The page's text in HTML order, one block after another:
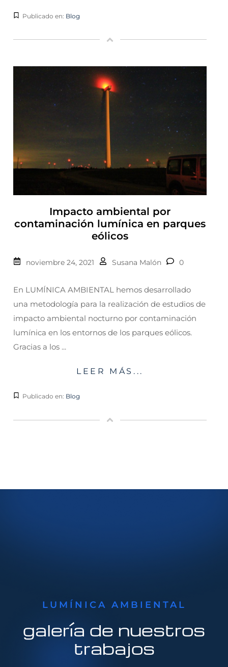
Publicado en: Blog
Impacto ambiental por
contaminación lumínica en parques
eólicos
noviembre 24, 2021 Susana Malón 0
En LUMÍNICA AMBIENTAL hemos desarrollado
una metodología para la realización de estudios de
impacto ambiental nocturno por contaminación
lumínica en los entornos de los parques eólicos.
Gracias a los ...
LEER MÁS...
Publicado en: Blog
LUMÍNICA AMBIENTAL
galería de nuestros
trabajos